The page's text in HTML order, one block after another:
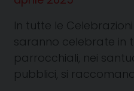
In tutte le
saranno celebrate in
parrocchiali, nei
pubblici, si